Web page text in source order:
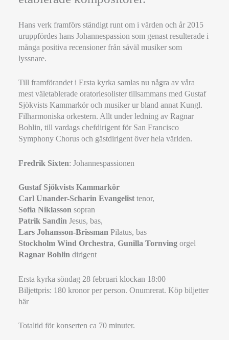
Hans verk framförs ständigt runt om i värden och år 2015
uruppfördes hans Johannespassion som genast resulterade i
många positiva recensioner från såväl musiker som
lyssnare.
Till framförandet i Ersta kyrka samlas nu några av våra
mest väletablerade oratoriesolister tillsammans med Gustaf
Sjökvists Kammarkör och musiker ur bland annat Kungl.
Filharmoniska orkestern. Allt under ledning av Ragnar
Bohlin, till vardags chefdirigent för San Francisco
Symphony Chorus och gästdirigent över hela världen.
Fredrik Sixten: Johannespassionen
Gustaf Sjökvists Kammarkör
Carl Unander-Scharin Evangelist tenor,
Sofia Niklasson sopran
Patrik Sandin Jesus, bas,
Lars Johansson-Brissman Pilatus, bas
Stockholm Wind Orchestra, Gunilla Tornving orgel
Ragnar Bohlin dirigent
Ersta kyrka söndag 28 februari klockan 18:00
Biljettpris: 180 kronor per person. Onumrerat. Köp biljetter
här
Totaltid för konserten ca 70 minuter.